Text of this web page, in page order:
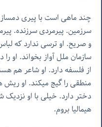
چند ماهی است با پیری
سرزمین. پیرمردی سرزنده.
و صریح. او ترسی ندارد که
سازمان ملل آواز بخواند. او
از فلسفه دارد. او شاعر هم
منطقی را گیج میکند. او ریش
دختر دارد. خیلی با او نزدیک
هیمالیا بروم.